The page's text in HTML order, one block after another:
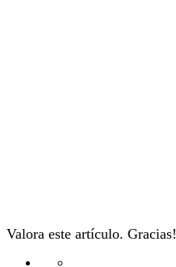
Valora este artículo. Gracias!